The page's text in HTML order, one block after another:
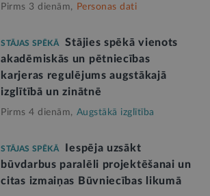
Pirms 3 dienām, Personas dati
STĀJAS SPĒKĀ
Stājies spēkā vienots
akadēmiskās un pētniecības
karjeras regulējums augstākajā
izglītībā un zinātnē
Pirms 4 dienām, Augstākā izglītība
STĀJAS SPĒKĀ
Iespēja uzsākt
būvdarbus paralēli projektēšanai un
citas izmaiņas Būvniecības likumā